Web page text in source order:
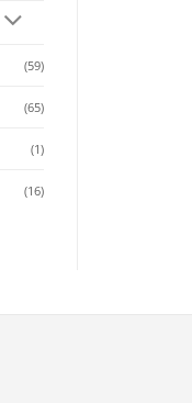
(59)
(65)
(1)
(16)